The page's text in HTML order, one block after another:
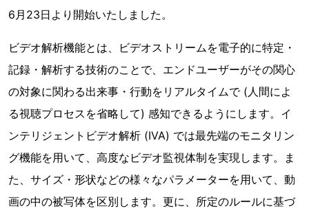
6月23日より開始いたしました。
ビデオ解析機能とは、ビデオストリームを電子的に特定・
記録・解析する技術のことで、エンドユーザーがその関心
の対象に関わる出来事・行動をリアルタイムで (人間によ
る視聴プロセスを省略して) 感知できるようにします。イ
ンテリジェントビデオ解析 (IVA) では最先端のモニタリン
グ機能を用いて、高度なビデオ監視体制を実現します。ま
た、サイズ・形状などの様々なパラメーターを用いて、動
画の中の被写体を区別します。更に、所定のルールに基づ